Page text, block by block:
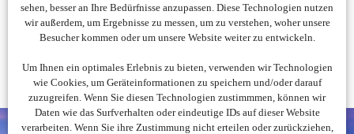
sehen, besser an Ihre Bedürfnisse anzupassen. Diese Technologien nutzen
wir außerdem, um Ergebnisse zu messen, um zu verstehen, woher unsere
Besucher kommen oder um unsere Website weiter zu entwickeln.
Um Ihnen ein optimales Erlebnis zu bieten, verwenden wir Technologien
wie Cookies, um Geräteinformationen zu speichern und/oder darauf
zuzugreifen. Wenn Sie diesen Technologien zustimmmen, können wir
Daten wie das Surfverhalten oder eindeutige IDs auf dieser Website
verarbeiten. Wenn Sie ihre Zustimmung nicht erteilen oder zurückziehen,